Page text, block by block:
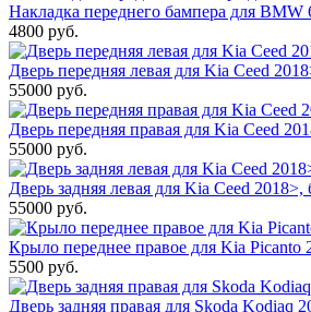
Накладка переднего бампера для
4800 руб.
Дверь передняя левая для Kia Ceed
55000 руб.
Дверь передняя правая для Kia Ceed
55000 руб.
Дверь задняя левая для Kia Ceed 2018>,
55000 руб.
Крыло переднее правое для Kia Picanto
5500 руб.
Дверь задняя правая для Skoda Kodiaq